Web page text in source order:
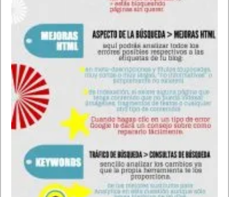
Los mejores comandos de voz para
Android. Android sin manos con Google
Now
Los mejores comandos de voz para Android. Android sin
manos con Google Now. Funciones del smartphone
Google Now también nos permite también controlar
determinadas funciones de nuestro dispositivo
Envía un (SMS/email) a (persona)
Leer SMS pendientes
Envía un (Mensaje en Telegram/Whatsapp) a (persona)
Llama a (persona)
Envía un correo a (persona)con el asunto (título) y con el
mensaje (texto mensaje)
Abrir + (nombre de la aplicación)
Ir a / abrir / + (URL) Ejemplo Abrir (Frikipandi/url) Abrir